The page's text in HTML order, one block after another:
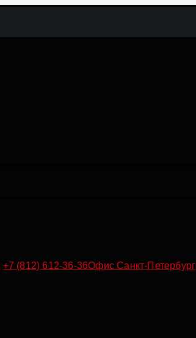
+7 (812) 612-36-36Офис Санкт-Петербург